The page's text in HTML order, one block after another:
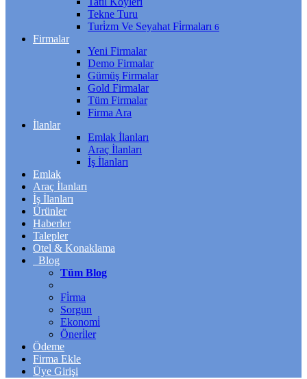
Tekne Turu
Turi̇zm Ve Seyahat Fi̇rmaları 6
Firmalar
Yeni Firmalar
Demo Firmalar
Gümüş Firmalar
Gold Firmalar
Tüm Firmalar
Firma Ara
İlanlar
Emlak İlanları
Araç İlanları
İş İlanları
Emlak
Araç İlanları
İş İlanları
Ürünler
Haberler
Talepler
Otel & Konaklama
Blog
Tüm Blog
Fi̇rma
Sorgun
Ekonomi̇
Öneri̇ler
Ödeme
Firma Ekle
Üye Girişi